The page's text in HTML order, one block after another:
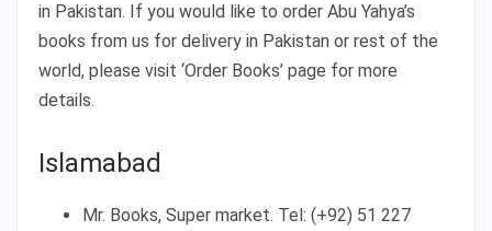
in Pakistan. If you would like to order Abu Yahya’s
books from us for delivery in Pakistan or rest of the
world, please visit ‘Order Books’ page for more
details.
Islamabad
Mr. Books, Super market. Tel: (+92) 51 227